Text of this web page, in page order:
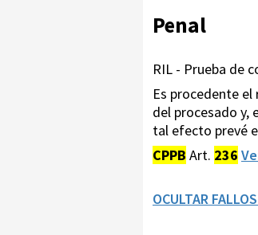
Penal
RIL - Prueba de
Es procedente
del procesado y,
tal efecto prevé
CPPB Art. 236
OCULTAR